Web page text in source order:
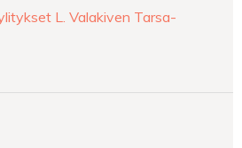
L. Valakiven Tarsa-